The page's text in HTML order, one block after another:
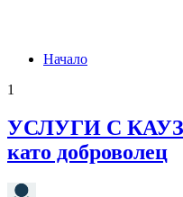
Начало
1
УСЛУГИ С
като доброволец